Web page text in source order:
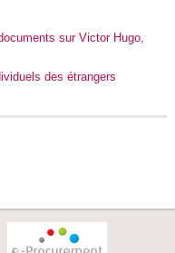
sur Victor Hugo,
des étrangers